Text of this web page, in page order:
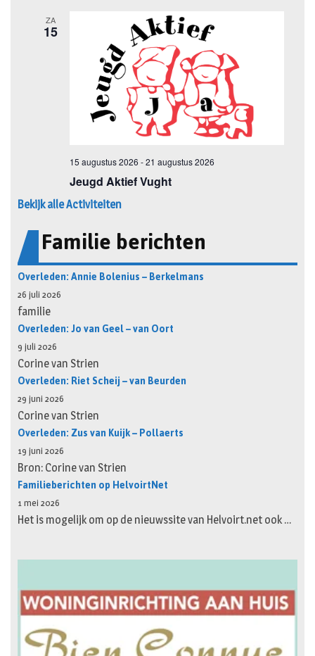
Bekijk alle Activiteiten
Familie berichten
Overleden: Annie Bolenius – Berkelmans
26 juli 2026
familie
Overleden: Jo van Geel – van Oort
9 juli 2026
Corine van Strien
Overleden: Riet Scheij – van Beurden
29 juni 2026
Corine van Strien
Overleden: Zus van Kuijk – Pollaerts
19 juni 2026
Bron: Corine van Strien
Familieberichten op HelvoirtNet
1 mei 2026
Het is mogelijk om op de nieuwssite van Helvoirt.net ook …